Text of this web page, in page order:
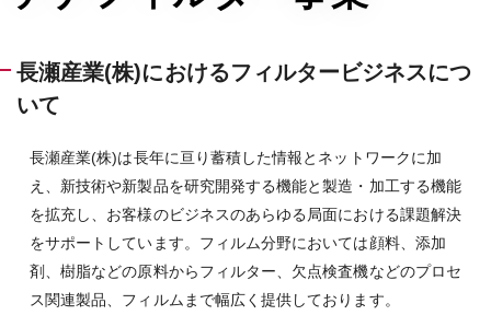
長瀬産業(株)におけるフィルタービジネスにつ
いて
長瀬産業(株)は長年に亘り蓄積した情報とネットワークに加
え、新技術や新製品を研究開発する機能と製造・加工する機能
を拡充し、お客様のビジネスのあらゆる局面における課題解決
をサポートしています。フィルム分野においては顔料、添加
剤、樹脂などの原料からフィルター、欠点検査機などのプロセ
ス関連製品、フィルムまで幅広く提供しております。